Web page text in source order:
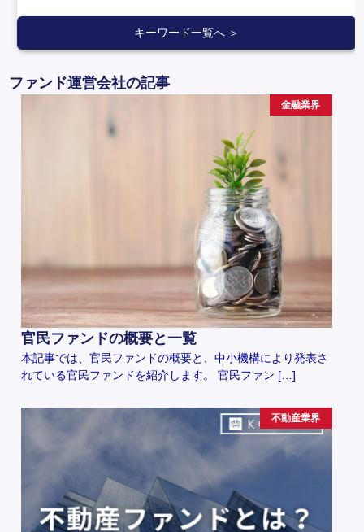
キーワード一覧へ ＞
ファンド運営会社の記事
金融業界
官民ファンドの概要と一覧
本記事では、官民ファンドの概要と、中小機構により発表さ
れている官民ファンドを紹介します。 官民ファン […]
不動産業界